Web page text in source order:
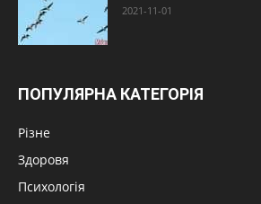
2021-11-01
ПОПУЛЯРНА КАТЕГОРІЯ
Різне
Здоровя
Психологія